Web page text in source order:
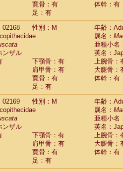
寛骨：有
体幹：有
足：有
02168
性別：M
年齢：
属名：
亜種小名
ンザル
英名：
下顎骨：有
上腕骨：
肩甲骨：有
大腿骨：
寛骨：有
体幹：有
足：有
02169
性別：M
年齢：
属名：
亜種小名
ンザル
英名：
下顎骨：有
上腕骨：
肩甲骨：有
大腿骨：
寛骨：有
体幹：有
足：有